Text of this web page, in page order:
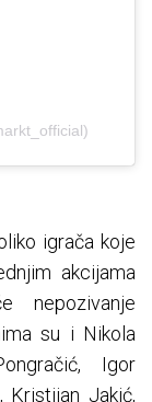
igrača koje
akcijama
nepozivanje
su i Nikola
Igor
Kristijan Jakić,